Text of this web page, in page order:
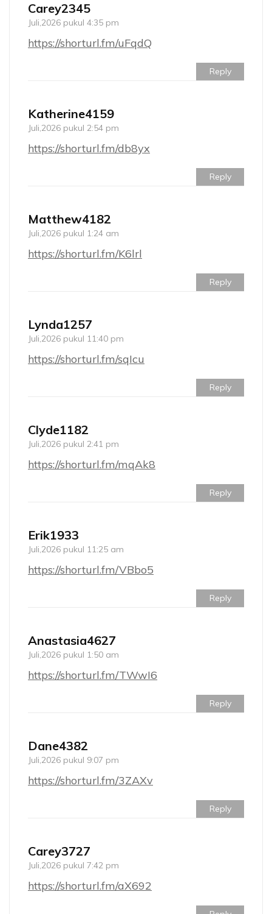
Carey2345
Juli,2026 pukul 4:35 pm
https://shorturl.fm/uFqdQ
Reply
Katherine4159
Juli,2026 pukul 2:54 pm
https://shorturl.fm/db8yx
Reply
Matthew4182
Juli,2026 pukul 1:24 am
https://shorturl.fm/K6lrl
Reply
Lynda1257
Juli,2026 pukul 11:40 pm
https://shorturl.fm/sqIcu
Reply
Clyde1182
Juli,2026 pukul 2:41 pm
https://shorturl.fm/mqAk8
Reply
Erik1933
Juli,2026 pukul 11:25 am
https://shorturl.fm/VBbo5
Reply
Anastasia4627
Juli,2026 pukul 1:50 am
https://shorturl.fm/TWwI6
Reply
Dane4382
Juli,2026 pukul 9:07 pm
https://shorturl.fm/3ZAXv
Reply
Carey3727
Juli,2026 pukul 7:42 pm
https://shorturl.fm/aX692